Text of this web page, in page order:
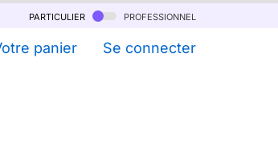
particulier professionnel
panier Se connecter